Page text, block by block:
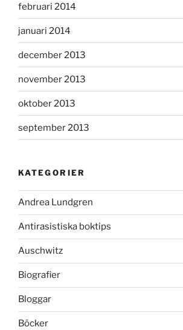
februari 2014
januari 2014
december 2013
november 2013
oktober 2013
september 2013
KATEGORIER
Andrea Lundgren
Antirasistiska boktips
Auschwitz
Biografier
Bloggar
Böcker